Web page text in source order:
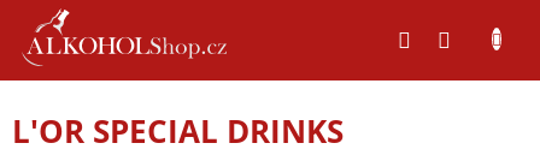
obsah
L'OR SPECIAL DRINKS